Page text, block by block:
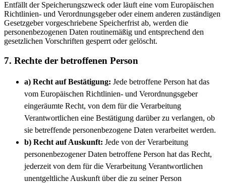
Entfällt der Speicherungszweck oder läuft eine vom Europäischen
Richtlinien- und Verordnungsgeber oder einem anderen zuständigen
Gesetzgeber vorgeschriebene Speicherfrist ab, werden die
personenbezogenen Daten routinemäßig und entsprechend den
gesetzlichen Vorschriften gesperrt oder gelöscht.
7. Rechte der betroffenen Person
a) Recht auf Bestätigung: Jede betroffene Person hat das
vom Europäischen Richtlinien- und Verordnungsgeber
eingeräumte Recht, von dem für die Verarbeitung
Verantwortlichen eine Bestätigung darüber zu verlangen, ob
sie betreffende personenbezogene Daten verarbeitet werden.
b) Recht auf Auskunft: Jede von der Verarbeitung
personenbezogener Daten betroffene Person hat das Recht,
jederzeit von dem für die Verarbeitung Verantwortlichen
unentgeltliche Auskunft über die zu seiner Person